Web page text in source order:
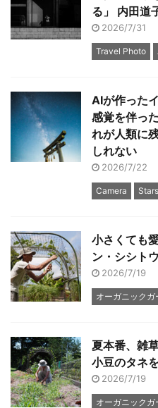
る」 内田道
2026/7/31
Travel Photo
AIが作った
感覚を伴っ
れが人類に
しれない
2026/7/22
Camera Stars
小さくても
ン・シシト
2026/7/19
オーガニック
夏本番、雑
小豆のタネ
2026/7/19
オーガニック